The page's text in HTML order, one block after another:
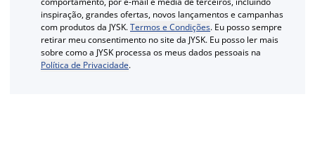
inspiração, grandes ofertas, novos lançamentos e campanhas
com produtos da JYSK.Termos e Condições. Eu posso sempre
retirar meu consentimento no site da JYSK. Eu posso ler mais
sobre como a JYSK processa os meus dados pessoais na
Política de Privacidade.